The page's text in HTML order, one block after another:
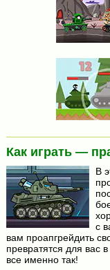
Как играть —
В
с
вам проапгрейдить
превратятся для вас
все именно так!